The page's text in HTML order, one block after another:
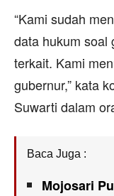
“Kami sudah
data hukum soal
terkait. Kami
gubernur,” kata
Suwarti dalam
Baca Juga :
Mojosari